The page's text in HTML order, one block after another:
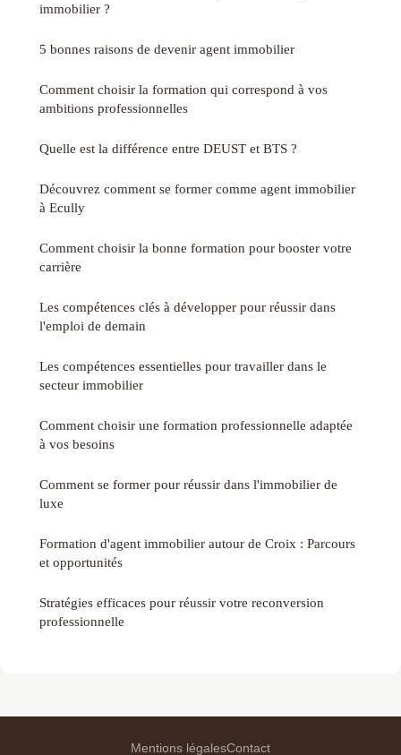
immobilier ?
5 bonnes raisons de devenir agent immobilier
Comment choisir la formation qui correspond à vos
ambitions professionnelles
Quelle est la différence entre DEUST et BTS ?
Découvrez comment se former comme agent immobilier
à Ecully
Comment choisir la bonne formation pour booster votre
carrière
Les compétences clés à développer pour réussir dans
l'emploi de demain
Les compétences essentielles pour travailler dans le
secteur immobilier
Comment choisir une formation professionnelle adaptée
à vos besoins
Comment se former pour réussir dans l'immobilier de
luxe
Formation d'agent immobilier autour de Croix : Parcours
et opportunités
Stratégies efficaces pour réussir votre reconversion
professionnelle
Mentions légalesContact